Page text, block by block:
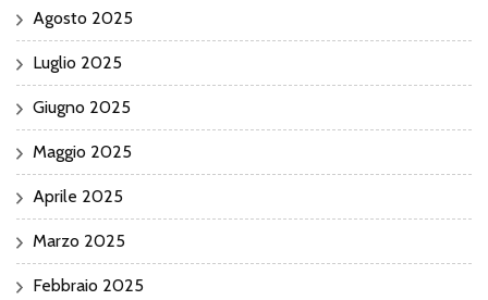
Agosto 2025
Luglio 2025
Giugno 2025
Maggio 2025
Aprile 2025
Marzo 2025
Febbraio 2025